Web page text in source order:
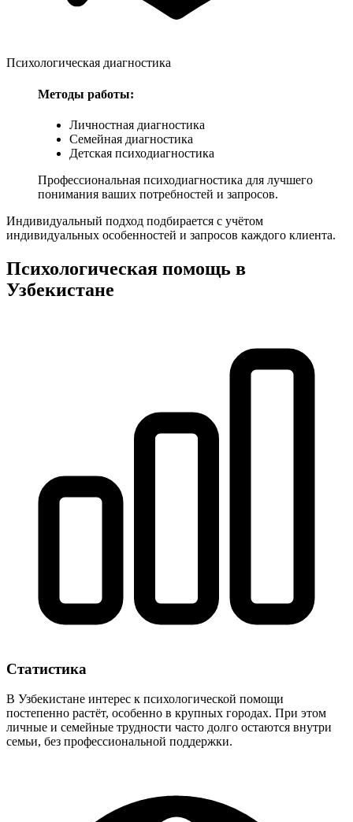
Психологическая диагностика
Методы работы:
Личностная диагностика
Семейная диагностика
Детская психодиагностика
Профессиональная психодиагностика для лучшего
понимания ваших потребностей и запросов.
Индивидуальный подход подбирается с учётом
индивидуальных особенностей и запросов каждого клиента.
Психологическая помощь в
Узбекистане
Статистика
В Узбекистане интерес к психологической помощи
постепенно растёт, особенно в крупных городах. При этом
личные и семейные трудности часто долго остаются внутри
семьи, без профессиональной поддержки.